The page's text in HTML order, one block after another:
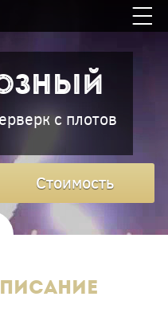
с плотов
Стоимость